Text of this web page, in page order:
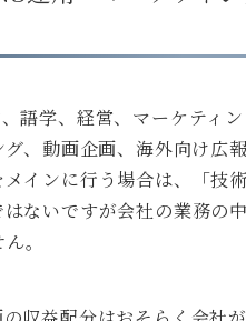
語学、経営、マーケティ
、動画企画、海外向け広
インに行う場合は、「技
ないですが会社の業務の
。